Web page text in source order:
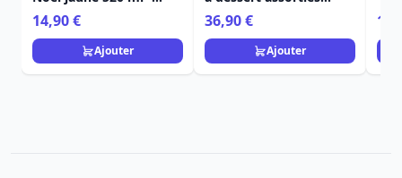
Egan Disney Home
14,90 €
Ajouter
Stitch Noël - Egan
Disney Home
36,90 €
Ajouter